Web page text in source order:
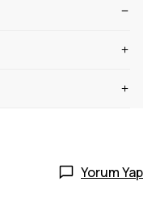
Yorum Yap